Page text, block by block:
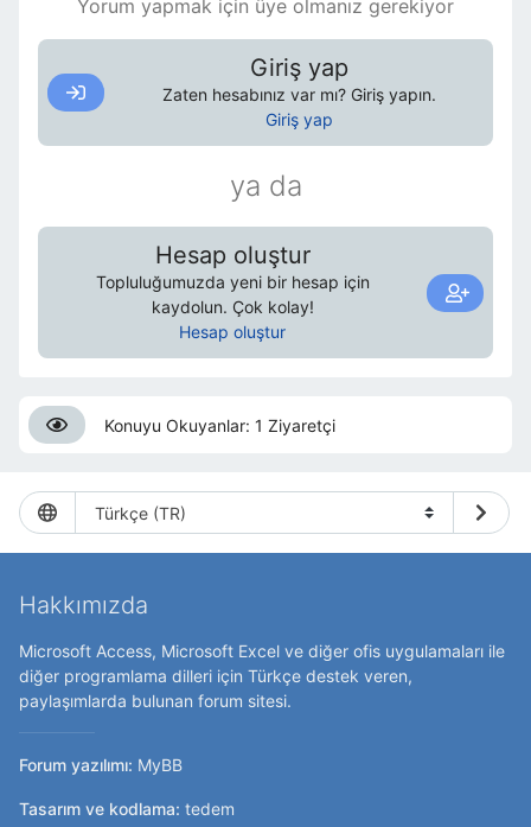
Yorum yapmak için üye olmanız gerekiyor
Giriş yap
Zaten hesabınız var mı? Giriş yapın.
Giriş yap
ya da
Hesap oluştur
Topluluğumuzda yeni bir hesap için
kaydolun. Çok kolay!
Hesap oluştur
Konuyu Okuyanlar: 1 Ziyaretçi
Hakkımızda
Microsoft Access, Microsoft Excel ve diğer ofis uygulamaları ile
diğer programlama dilleri için Türkçe destek veren,
paylaşımlarda bulunan forum sitesi.
Forum yazılımı: MyBB
Tasarım ve kodlama: tedem